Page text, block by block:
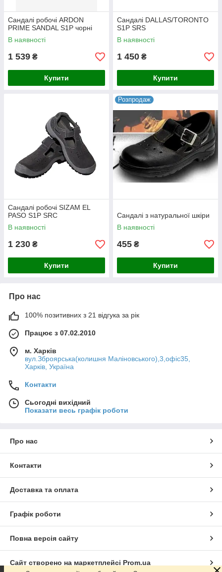
Сандалі робочі ARDON
PRIME SANDAL S1P чорні
В наявності
1 539 ₴
Купити
Сандалі DALLAS/TORONTO
S1P SRS
В наявності
1 450 ₴
Купити
Сандалі робочі SIZAM EL
PASO S1P SRC
В наявності
1 230 ₴
Купити
Розпродаж
Сандалі з натуральної шкіри
В наявності
455 ₴
Купити
Про нас
100% позитивних з 21 відгука за рік
Працює з 07.02.2010
м. Харків
вул.Зброярська(колишня Маліновського),3,офіс35,
Харків, Україна
Контакти
Сьогодні вихідний
Показати весь графік роботи
Про нас
Контакти
Доставка та оплата
Графік роботи
Повна версія сайту
Сайт створено на маркетплейсі Prom.ua